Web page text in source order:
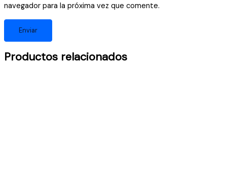
navegador para la próxima vez que comente.
Productos relacionados